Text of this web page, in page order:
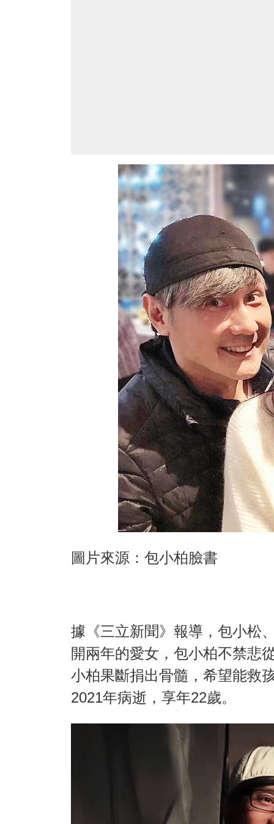
圖片來源：包小柏臉書
據《三立新聞》報導，包小松
開兩年的愛女，包小柏不禁悲
小柏果斷捐出骨髓，希望能救
2021年病逝，享年22歲。